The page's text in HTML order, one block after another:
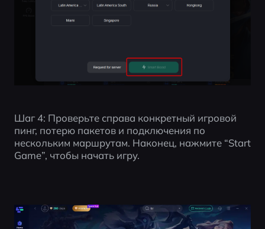
Шаг 4: Проверьте справа конкретный игровой
пинг, потерю пакетов и подключения по
нескольким маршрутам. Наконец, нажмите “Start
Game”, чтобы начать игру.